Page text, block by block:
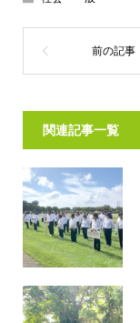
関連記事一覧